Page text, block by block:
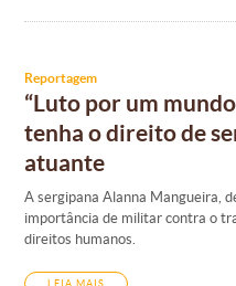
Reportagem
“Luto por um
tenha o direito de
atuante
A sergipana Alanna Mangueira,
importância de militar contra o
direitos humanos.
LEIA MAIS